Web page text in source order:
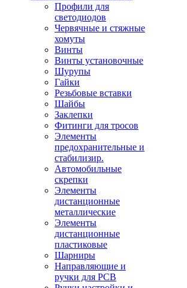
Профили для
светодиодов
Червячные и стяжные
хомуты
Винты
Винты установочные
Шурупы
Гайки
Резьбовые вставки
Шайбы
Заклепки
Фитинги для тросов
Элементы
предохранительные и
стабилизир.
Автомобильные
скрепки
Элементы
дистанционные
металлические
Элементы
дистанционные
пластиковые
Шарниры
Направляющие и
ручки для PCB